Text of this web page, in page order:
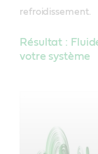
refroidissement.
Résultat :
votre système